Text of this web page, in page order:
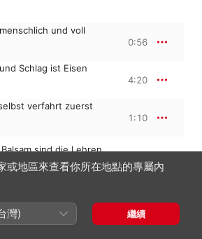
und voll
0:56
Schlag ist Eisen
4:20
verfahrt zuerst
1:10
sind die Lehren
或地區來查看你所在地點的專屬內
灣) 繼續